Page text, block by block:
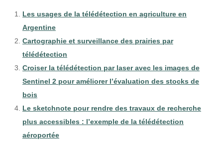
Les usages de la télédétection en agriculture en
Argentine
Cartographie et surveillance des prairies par
télédétection
Croiser la télédétection par laser avec les images de
Sentinel 2 pour améliorer l’évaluation des stocks de
bois
Le sketchnote pour rendre des travaux de recherche
plus accessibles : l’exemple de la télédétection
aéroportée